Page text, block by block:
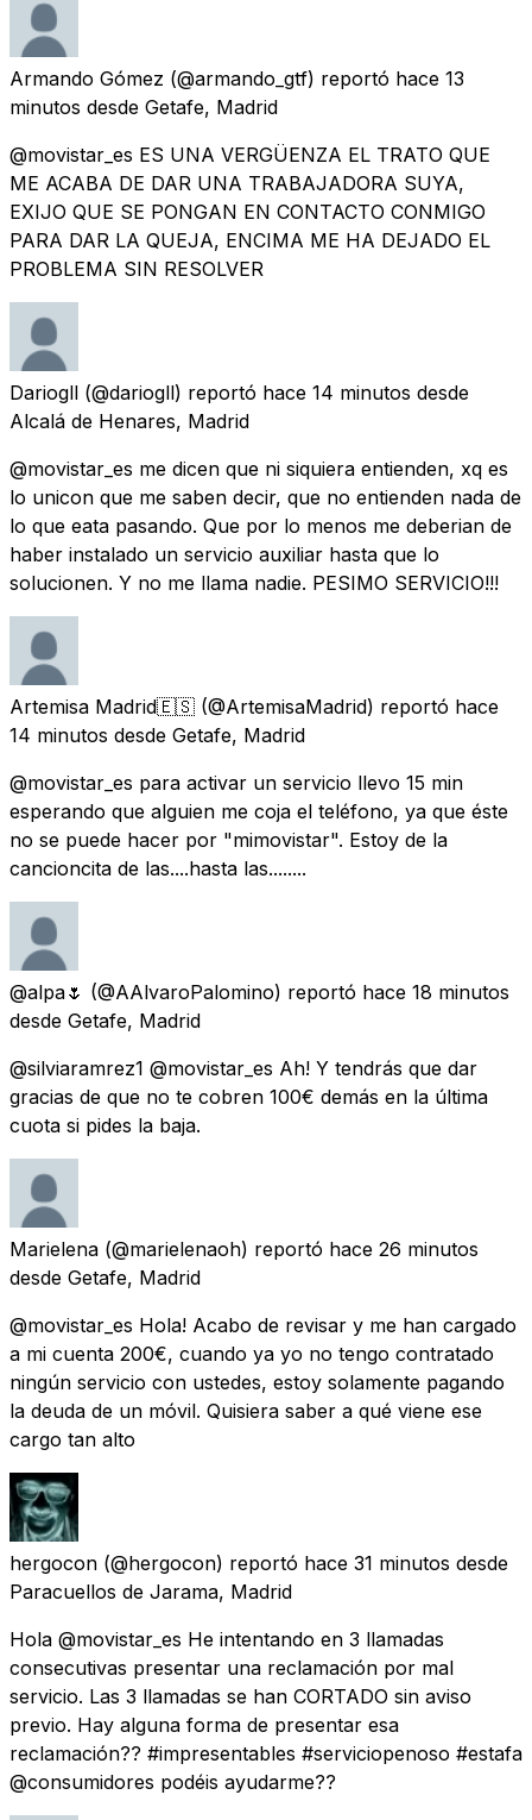
Armando Gómez (@armando_gtf) reportó hace 13
minutos desde Getafe, Madrid
@movistar_es ES UNA VERGÜENZA EL TRATO QUE
ME ACABA DE DAR UNA TRABAJADORA SUYA,
EXIJO QUE SE PONGAN EN CONTACTO CONMIGO
PARA DAR LA QUEJA, ENCIMA ME HA DEJADO EL
PROBLEMA SIN RESOLVER
Dariogll (@dariogll) reportó hace 14 minutos desde
Alcalá de Henares, Madrid
@movistar_es me dicen que ni siquiera entienden, xq es
lo unicon que me saben decir, que no entienden nada de
lo que eata pasando. Que por lo menos me deberian de
haber instalado un servicio auxiliar hasta que lo
solucionen. Y no me llama nadie. PESIMO SERVICIO!!!
Artemisa Madrid🇪🇸 (@ArtemisaMadrid) reportó hace
14 minutos desde Getafe, Madrid
@movistar_es para activar un servicio llevo 15 min
esperando que alguien me coja el teléfono, ya que éste
no se puede hacer por "mimovistar". Estoy de la
cancioncita de las....hasta las........
@alpa🌷 (@AAlvaroPalomino) reportó hace 18 minutos
desde Getafe, Madrid
@silviaramrez1 @movistar_es Ah! Y tendrás que dar
gracias de que no te cobren 100€ demás en la última
cuota si pides la baja.
Marielena (@marielenaoh) reportó hace 26 minutos
desde Getafe, Madrid
@movistar_es Hola! Acabo de revisar y me han cargado
a mi cuenta 200€, cuando ya yo no tengo contratado
ningún servicio con ustedes, estoy solamente pagando
la deuda de un móvil. Quisiera saber a qué viene ese
cargo tan alto
hergocon (@hergocon) reportó hace 31 minutos desde
Paracuellos de Jarama, Madrid
Hola @movistar_es He intentando en 3 llamadas
consecutivas presentar una reclamación por mal
servicio. Las 3 llamadas se han CORTADO sin aviso
previo. Hay alguna forma de presentar esa
reclamación?? #impresentables #serviciopenoso #estafa
@consumidores podéis ayudarme??